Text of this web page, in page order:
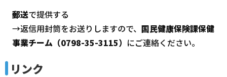
郵送で提供する
→返信用封筒をお送りしますので、 国民健康保険課保健
事業チーム（0798-35-3115） にご連絡ください。
リンク